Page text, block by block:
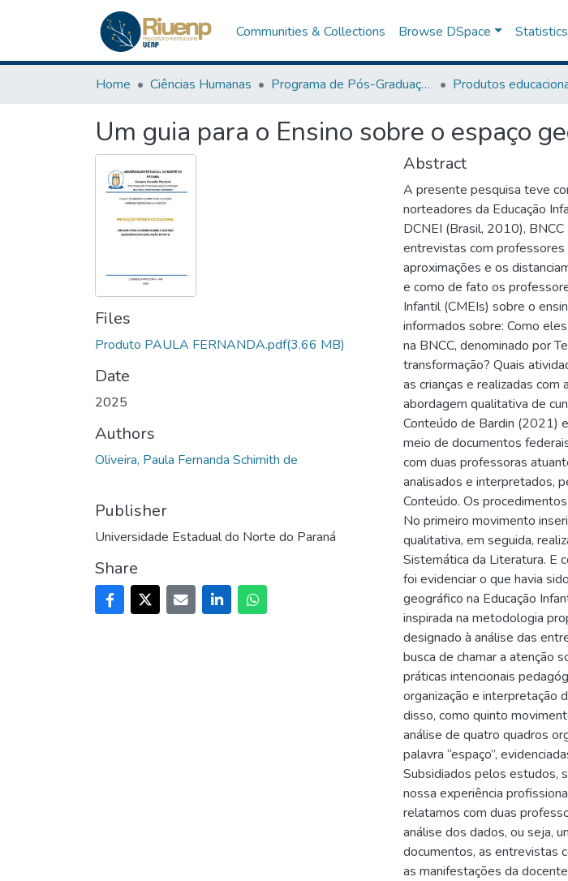
Communities & Collections Browse DSpace Statistics
Home Ciências Humanas Programa de Pós-Graduação em Ensino Produtos
Um guia para o Ensino sobre o espaço
Files
Produto PAULA FERNANDA.pdf(3.66 MB)
Date
2025
Authors
Oliveira, Paula Fernanda Schimith de
Publisher
Universidade Estadual do Norte do Paraná
Share
Abstract
A presente pesquisa teve
norteadores da Educação
DCNEI (Brasil, 2010),
entrevistas com professores
aproximações e os
e como de fato os
Infantil (CMEIs) sobre o
informados sobre: ​​Como
na BNCC, denominado por
transformação? Quais
as crianças e realizadas
abordagem qualitativa de
Conteúdo de Bardin (2021)
meio de documentos
com duas professoras
analisados ​​e interpretados,
Conteúdo. Os
No primeiro movimento
qualitativa, em seguida,
Sistemática da Literatura. E
foi evidenciar o que havia
geográfico na Educação
inspirada na metodologia
designado à análise das
busca de chamar a atenção
práticas intencionais
organização e interpretação
disso, como quinto
análise de quatro quadros
palavra “espaço”,
Subsidiados pelos estudos,
nossa experiência
relatamos com duas
análise dos dados, ou seja,
documentos, as entrevistas
as manifestações da